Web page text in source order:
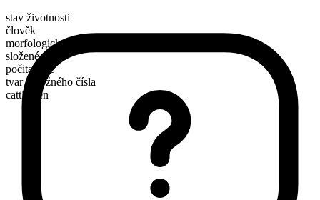
stav životnosti
člověk
morfologické složení
složené
počitatelné
tvar množného čísla
cattlemen